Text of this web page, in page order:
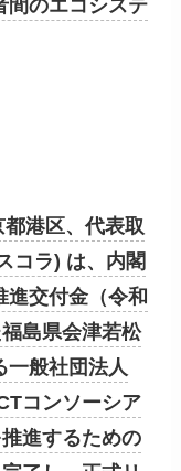
間のエコシステ
港区、代表取
コラ) は、内閣
進交付金（令和
島県会津若松
一般社団法人
コンソーシア
進するための